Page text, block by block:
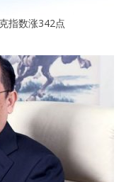
指数涨342点